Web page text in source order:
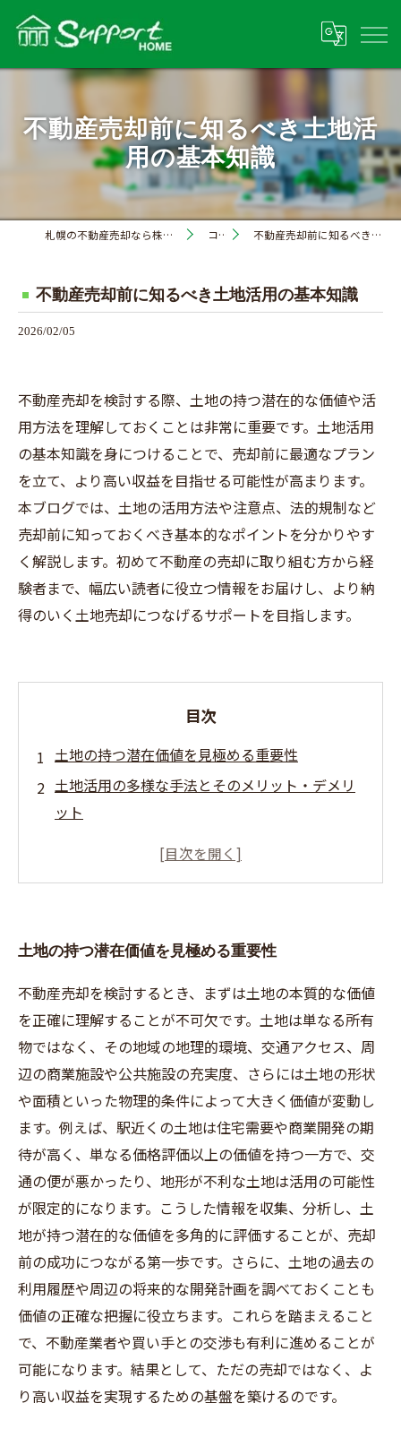
不動産売却前に知るべき土地活
用の基本知識
札幌の不動産売却なら株式会社サポートホーム コラム 不動産売却前に知るべき土地活用の基本知識
不動産売却前に知るべき土地活用の基本知識
2026/02/05
不動産売却を検討する際、土地の持つ潜在的な価値や活
用方法を理解しておくことは非常に重要です。土地活用
の基本知識を身につけることで、売却前に最適なプラン
を立て、より高い収益を目指せる可能性が高まります。
本ブログでは、土地の活用方法や注意点、法的規制など
売却前に知っておくべき基本的なポイントを分かりやす
く解説します。初めて不動産の売却に取り組む方から経
験者まで、幅広い読者に役立つ情報をお届けし、より納
得のいく土地売却につなげるサポートを目指します。
目次
土地の持つ潜在価値を見極める重要性
土地活用の多様な手法とそのメリット・デメリ
ット
法的規制と地域のルールを理解することでリス
とまとめ
土地の持つ潜在価値を見極める重要性
不動産売却を検討するとき、まずは土地の本質的な価値
を正確に理解することが不可欠です。土地は単なる所有
物ではなく、その地域の地理的環境、交通アクセス、周
辺の商業施設や公共施設の充実度、さらには土地の形状
や面積といった物理的条件によって大きく価値が変動し
ます。例えば、駅近くの土地は住宅需要や商業開発の期
待が高く、単なる価格評価以上の価値を持つ一方で、交
通の便が悪かったり、地形が不利な土地は活用の可能性
が限定的になります。こうした情報を収集、分析し、土
地が持つ潜在的な価値を多角的に評価することが、売却
前の成功につながる第一歩です。さらに、土地の過去の
利用履歴や周辺の将来的な開発計画を調べておくことも
価値の正確な把握に役立ちます。これらを踏まえること
で、不動産業者や買い手との交渉も有利に進めることが
可能になります。結果として、ただの売却ではなく、よ
り高い収益を実現するための基盤を築けるのです。